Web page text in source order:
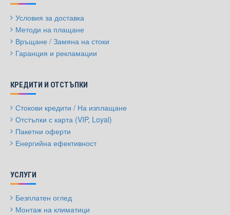
Условия за доставка
Методи на плащане
Връщане / Замяна на стоки
Гаранция и рекламации
КРЕДИТИ И ОТСТЪПКИ
Стокови кредити / На изплащане
Отстъпки с карта (VIP, Loyal)
Пакетни оферти
Енергийна ефективност
УСЛУГИ
Безплатен оглед
Монтаж на климатици